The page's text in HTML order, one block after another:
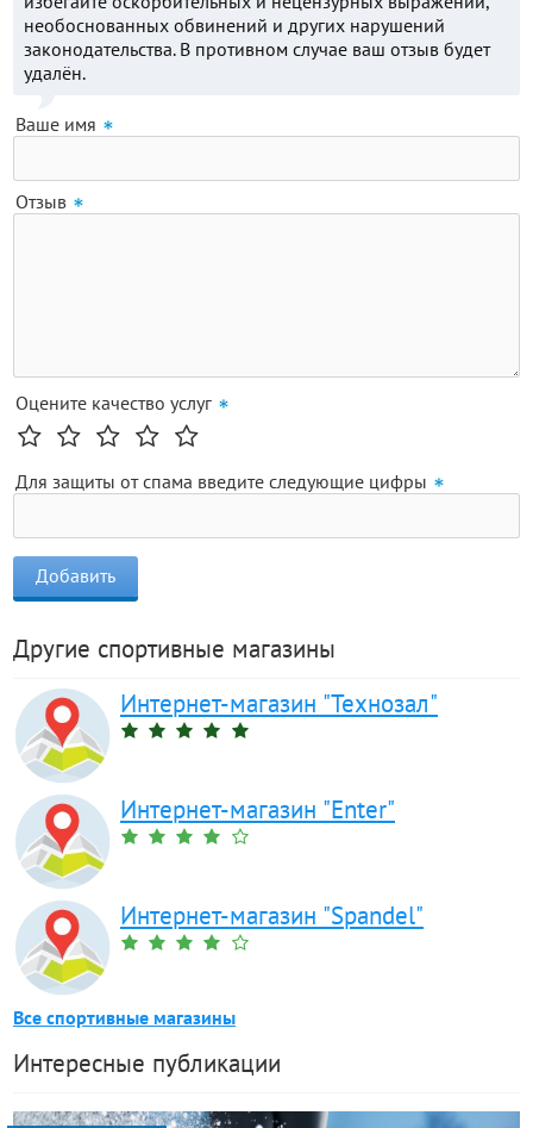
необоснованных обвинений и других нарушений
законодательства. В противном случае ваш отзыв будет
удалён.
Ваше имя
Отзыв
Оцените качество услуг
Для защиты от спама введите следующие цифры
Другие спортивные магазины
Интернет-магазин "Технозал"
Интернет-магазин "Enter"
Интернет-магазин "Spandel"
Все спортивные магазины
Интересные публикации